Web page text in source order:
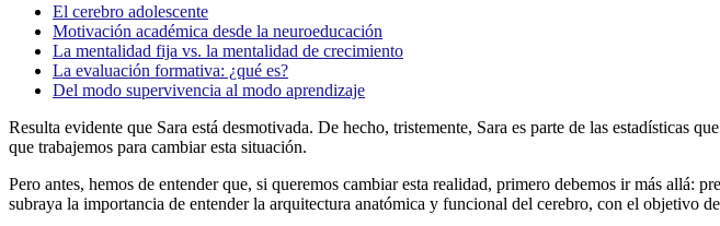
El cerebro adolescente
Motivación académica desde la neuroeducación
La mentalidad fija vs. la mentalidad de crecimiento
La evaluación formativa: ¿qué es?
Del modo supervivencia al modo aprendizaje
Resulta evidente que Sara está desmotivada. De hecho, tristemente, Sara es parte de las estadísticas
que trabajemos para cambiar esta situación.
Pero antes, hemos de entender que, si queremos cambiar esta realidad, primero debemos ir más allá:
subraya la importancia de entender la arquitectura anatómica y funcional del cerebro, con el objetivo